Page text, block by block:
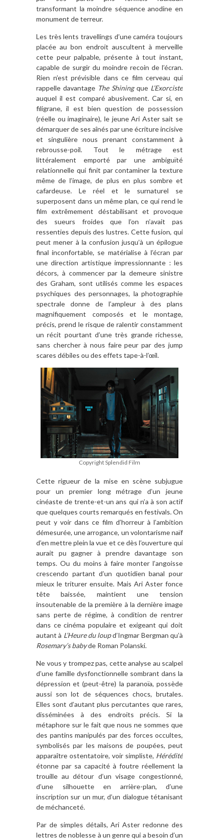
transformant la moindre séquence anodine en
monument de terreur.
Les très lents travellings d’une caméra toujours
placée au bon endroit auscultent à merveille
cette peur palpable, présente à tout instant,
capable de surgir du moindre recoin de l’écran.
Rien n’est prévisible dans ce film cerveau qui
rappelle davantage The Shiningque L’Exorciste
auquel il est comparé abusivement. Car si, en
filigrane, il est bien question de possession
(réelle ou imaginaire), le jeune Ari Aster sait se
démarquer de ses aînés par une écriture incisive
et singulière nous prenant constamment à
rebrousse-poil. Tout le métrage est
littéralement emporté par une ambiguïté
relationnelle qui finit par contaminer la texture
même de l’image, de plus en plus sombre et
cafardeuse. Le réel et le surnaturel se
superposent dans un même plan, ce qui rend le
film extrêmement déstabilisant et provoque
des sueurs froides que l’on n’avait pas
ressenties depuis des lustres. Cette fusion, qui
peut mener à la confusion jusqu’à un épilogue
final inconfortable, se matérialise à l’écran par
une direction artistique impressionnante : les
décors, à commencer par la demeure sinistre
des Graham, sont utilisés comme les espaces
psychiques des personnages, la photographie
spectrale donne de l’ampleur à des plans
magnifiquement composés et le montage,
précis, prend le risque de ralentir constamment
un récit pourtant d’une très grande richesse,
sans chercher à nous faire peur par des jump
scares débiles ou des effets tape-à-l’œil.
Copyright Splendid Film
Cette rigueur de la mise en scène subjugue
pour un premier long métrage d’un jeune
cinéaste de trente-et-un ans qui n’a à son actif
que quelques courts remarqués en festivals. On
peut y voir dans ce film d’horreur à l’ambition
démesurée, une arrogance, un volontarisme naïf
d’en mettre plein la vue et ce dès l’ouverture qui
aurait pu gagner à prendre davantage son
temps. Ou du moins à faire monter l’angoisse
crescendo partant d’un quotidien banal pour
mieux le triturer ensuite. Mais Ari Aster fonce
tête baissée, maintient une tension
insoutenable de la première à la dernière image
sans perte de régime, à condition de rentrer
dans ce cinéma populaire et exigeant qui doit
autant à L’Heure du loupd’Ingmar Bergman qu’à
Rosemary’s babyde Roman Polanski.
Ne vous y trompez pas, cette analyse au scalpel
d’une famille dysfonctionnelle sombrant dans la
dépression et (peut-être) la paranoïa, possède
aussi son lot de séquences chocs, brutales.
Elles sont d’autant plus percutantes que rares,
disséminées à des endroits précis. Si la
métaphore sur le fait que nous ne sommes que
des pantins manipulés par des forces occultes,
symbolisés par les maisons de poupées, peut
apparaître ostentatoire, voir simpliste, Hérédité
étonne par sa capacité à foutre réellement la
trouille au détour d’un visage congestionné,
d’une silhouette en arrière-plan, d’une
inscription sur un mur, d’un dialogue tétanisant
de méchanceté.
Par de simples détails, Ari Aster redonne des
lettres de noblesse à un genre qui a besoin d’un